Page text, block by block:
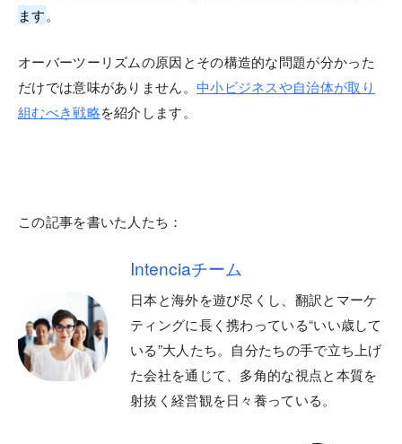
ます。
オーバーツーリズムの原因とその構造的な問題が分かった
だけでは意味がありません。 中小ビジネスや自治体が取り
組むべき戦略を紹介します。
この記事を書いた人たち：
Intenciaチーム
日本と海外を遊び尽くし、翻訳とマーケ
ティングに長く携わっている“いい歳して
いる”大人たち。自分たちの手で立ち上げ
た会社を通じて、多角的な視点と本質を
射抜く経営観を日々養っている。